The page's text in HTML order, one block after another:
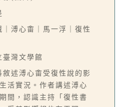
｜溥心畬｜馬一浮｜復性
臺灣文學館
敘述溥心畬受復性說的影
活實況。作者講述溥心
間，認識主持「復性書